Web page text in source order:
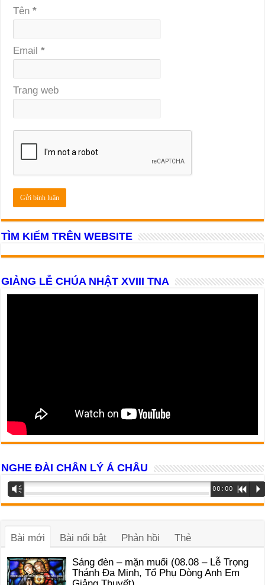
Tên*
Email*
Trang web
TÌM KIẾM TRÊN WEBSITE
GIẢNG LỄ CHÚA NHẬT XVIII TNA
NGHE ĐÀI CHÂN LÝ Á CHÂU
Trình
phát
âm
Vm 00:00 R P
Bài mới Bài nổi bật Phản hồi Thẻ
Sáng đèn – mặn muối (08.08 – Lễ Trọng
Thánh Đa Minh, Tổ Phụ Dòng Anh Em